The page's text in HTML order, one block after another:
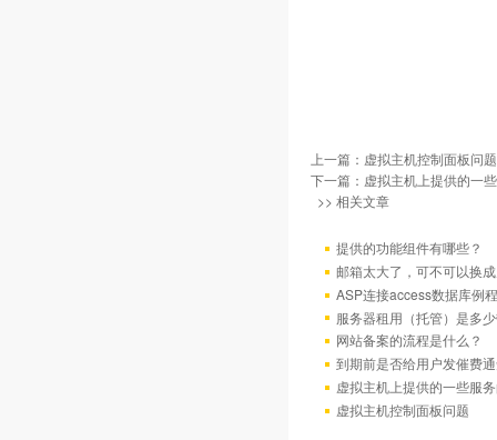
上一篇： 虚拟主机控制面板问题
下一篇： 虚拟主机上提供的一
>> 相关文章
提供的功能组件有哪些？
邮箱太大了，可不可以换
ASP连接access数据库例程
服务器租用（托管）是多
网站备案的流程是什么？
到期前是否给用户发催费
虚拟主机上提供的一些服
虚拟主机控制面板问题